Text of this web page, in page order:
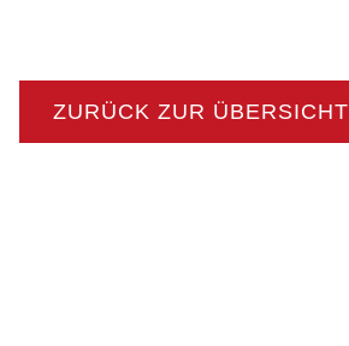
ZURÜCK ZUR ÜBERSICHT